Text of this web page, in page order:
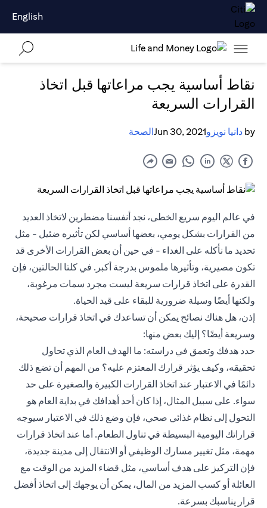
English
نقاط أساسية يجب مراعاتها قبل اتخاذ
القرارات السريعة
by دانيا نويزوJun 30, 2021الصحة
في عالم اليوم سريع الخطى، نجد أنفسنا مضطرين لاتخاذ العديد
من القرارات بشكل يومي، بعضها أساسي لكن تأثيره ضئيل - مثل
تحديد ما نأكله على الغداء - في حين أن بعض القرارات الأخرى قد
تكون مصيرية، وتأثيرها ملموس بدرجة أكبر. في كلتا الحالتين، فإن
القدرة على اتخاذ قرارات سريعة ليست مجرد سمات مرغوبة،
ولكنها أيضًا وسيلة ضرورية للبقاء على قيد الحياة.
إذن، هل هناك نصائح يمكن أن تساعدك في اتخاذ قرارات صحيحة،
وسريعة أيضًا؟ إليك بعض منها:
حدد هدفك وتعمق في دراسته: ما الهدف العام الذي تحاول
تحقيقه، وكيف يؤثر قرارك المعتزم عليه؟ من المهم أن تضع ذلك
دائمًا في الاعتبار عند اتخاذ القرارات الكبيرة والصغيرة على حد
سواء. على سبيل المثال، إذا كان أحد أهدافك في بداية العام هو
التحول إلى نظام غذائي صحي، فإن وضع ذلك في الاعتبار سيوجه
قراراتك اليومية البسيطة في تناول الطعام. أما عند اتخاذ قرارات
مهمة، مثل تغيير مسارك الوظيفي أو الانتقال إلى مدينة جديدة،
فإن التركيز على هدف أساسي، مثل قضاء المزيد من الوقت مع
العائلة أو كسب المزيد من المال، يمكن أن يوجهك إلى اتخاذ أفضل
قرار يناسبك بسرعة.